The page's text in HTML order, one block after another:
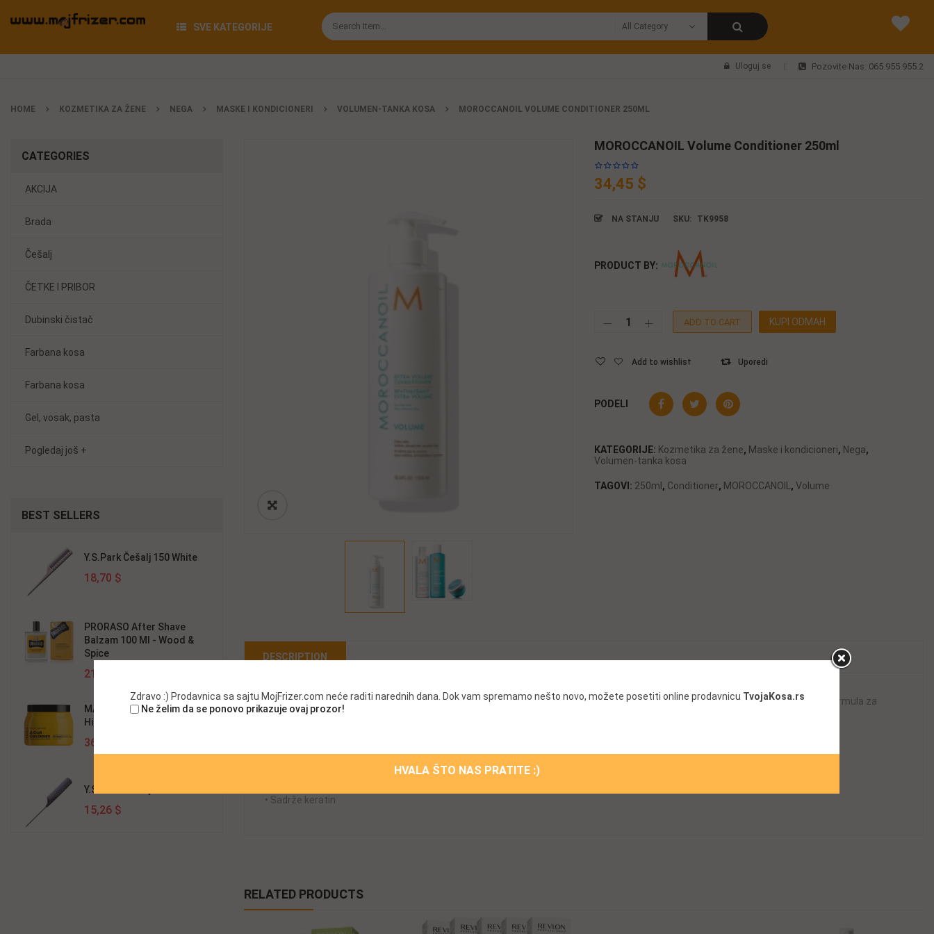
SVE KATEGORIJE
Pozovite Nas: 065.955.955.2
Uloguj se
HOME KOZMETIKA ZA ŽENE NEGA MASKE I KONDICIONERI VOLUMEN-TANKA KOSA MOROCCANOIL VOLUME CONDITIONER 250ML
CATEGORIES
AKCIJA
Brada
Češalj
ČETKE I PRIBOR
Dubinski čistač
Farbana kosa
Farbana kosa
Gel, vosak, pasta
Pogledaj još +
BEST SELLERS
Y.S.Park Češalj 150 White
18,70 $
PRORASO After Shave
Balzam 100 Ml - Wood &
Spice
21,64 $
MATRIX A Curl Can Dream
Hidrirajuća Krema 500ml
36,61 $
Y.S.Park Češalj 102 Carbon
15,26 $
MOROCCANOIL Volume Conditioner 250ml
34,45 $
NA STANJU SKU: TK9958
PRODUCT BY:
ADD TO CART KUPI ODMAH
Add to wishlist Uporedi
PODELI
KATEGORIJE: Kozmetika za žene, Maske i kondicioneri, Nega,
Volumen-tanka kosa
TAGOVI: 250ml , Conditioner, MOROCCANOIL , Volume
DESCRIPTION
Moroccanoil Volumelinija jeste linija za povećanje gustine kose u korenu. Nežno čisti i hidrira tanku ili krhku kosu. Jedinstvena formula za
volumen omogućava briljantan sjaj, poslušnost i mekoću kose, ne opterećuje je.
• Revitalizujući hranljivi sastojci štite i hrane kosu
• Sadrže keratin
RELATED PRODUCTS
Zdravo :) Prodavnica sa sajtu MojFrizer.com neće raditi narednih dana. Dok vam spremamo nešto novo, možete posetiti online prodavnicu TvojaKosa.rs
Ne želim da se ponovo prikazuje ovaj prozor!
HVALA ŠTO NAS PRATITE :)